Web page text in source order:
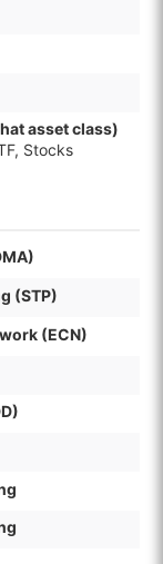
asset class)
Stocks
(STP)
(ECN)